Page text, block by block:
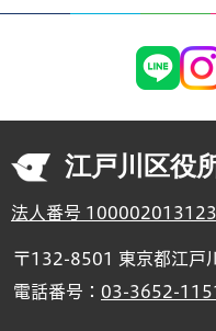
江戸川区役
法人番号
〒132-8501 東京都江戸
電話番号： 03-3652-